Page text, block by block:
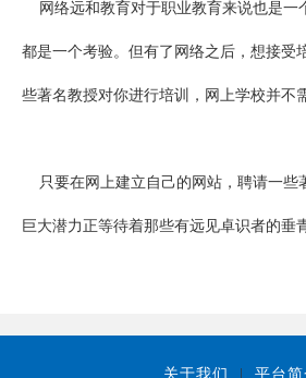
网络远和教育对于职业教育来说也是一
都是一个考验。但有了网络之后，想接受
些著名教授对你进行培训，网上学校并不
只要在网上建立自己的网站，聘请一些
巨大潜力正等待着那些有远见卓识者的垂
关于我们 平台简